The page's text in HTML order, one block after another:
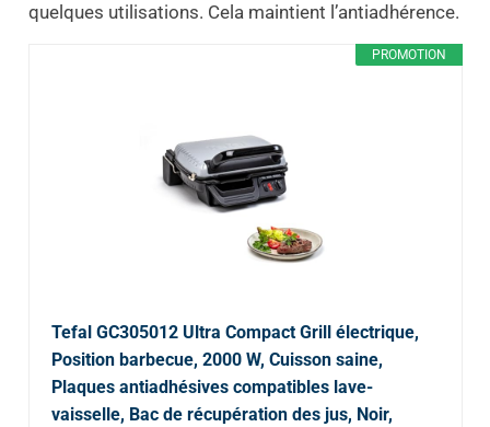
quelques utilisations. Cela maintient l’antiadhérence.
PROMOTION
Tefal GC305012 Ultra Compact Grill électrique,
Position barbecue, 2000 W, Cuisson saine,
Plaques antiadhésives compatibles lave-
vaisselle, Bac de récupération des jus, Noir,